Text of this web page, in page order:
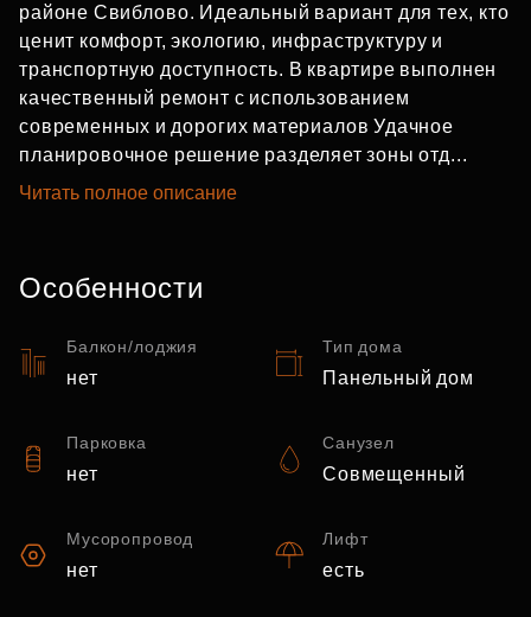
районе Свиблово. Идеальный вариант для тех, кто
ценит комфорт, экологию, инфраструктуру и
транспортную доступность. В квартире выполнен
качественный ремонт с использованием
современных и дорогих материалов Удачное
планировочное решение разделяет зоны отд...
Читать полное описание
Особенности
Балкон/лоджия
нет
Тип дома
Панельный дом
Парковка
нет
Санузел
Совмещенный
Мусоропровод
нет
Лифт
есть